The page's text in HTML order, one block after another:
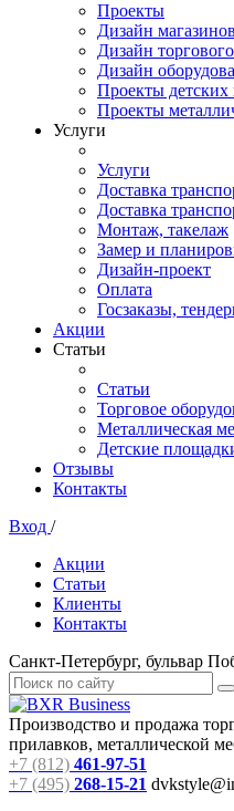
Проекты
Дизайн магазинов
Дизайн
Дизайн
Проекты
Проекты
Услуги
Услуги
Доставка
Доставка
Монтаж, такелаж
Замер и
Дизайн-проект
Оплата
Госзаказы,
Акции
Статьи
Статьи
Торговое
Металлическая
Детские
Отзывы
Контакты
Вход /
Акции
Статьи
Клиенты
Контакты
Санкт-Петербург, бульвар
Производство и продажа
прилавков, металлической
+7 (812) 461-97-51
+7 (495) 268-15-21